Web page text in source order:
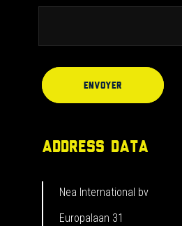
Envoyer
ADDRESS DATA
Nea International bv
Europalaan 31